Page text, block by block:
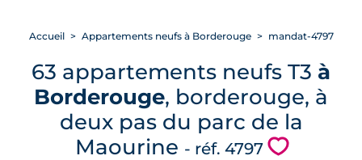
Accueil Appartements neufs à Borderouge mandat-4797
63 appartements neufs T3 à
Borderouge, borderouge, à
deux pas du parc de la
Maourine - réf. 4797 💗